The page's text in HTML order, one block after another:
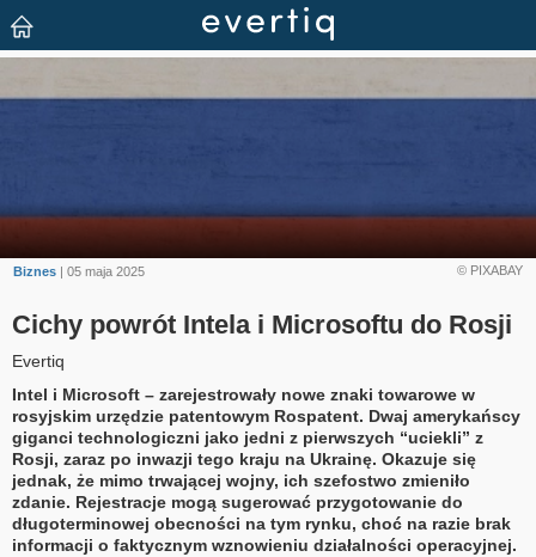
© PIXABAY
Biznes | 05 maja 2025
Cichy powrót Intela i Microsoftu do Rosji
Evertiq
Intel i Microsoft – zarejestrowały nowe znaki towarowe w
rosyjskim urzędzie patentowym Rospatent. Dwaj amerykańscy
giganci technologiczni jako jedni z pierwszych “uciekli” z
Rosji, zaraz po inwazji tego kraju na Ukrainę. Okazuje się
jednak, że mimo trwającej wojny, ich szefostwo zmieniło
zdanie. Rejestracje mogą sugerować przygotowanie do
długoterminowej obecności na tym rynku, choć na razie brak
informacji o faktycznym wznowieniu działalności operacyjnej.